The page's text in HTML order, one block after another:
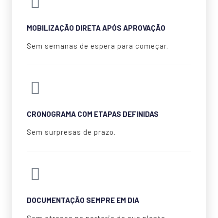
MOBILIZAÇÃO DIRETA APÓS APROVAÇÃO
Sem semanas de espera para começar.
CRONOGRAMA COM ETAPAS DEFINIDAS
Sem surpresas de prazo.
DOCUMENTAÇÃO SEMPRE EM DIA